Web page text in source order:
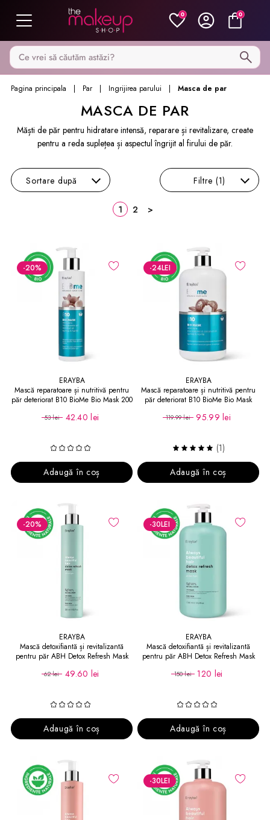
0 0
Caută pe MakeupShop
Pagina principala Par Ingrijirea parului Masca de par
MASCA DE PAR
Măști de păr pentru hidratare intensă, reparare și revitalizare, create
pentru a reda suplețea și aspectul îngrijit al firului de păr.
Sortare după Filtre (1)
1 2 >
-20%
ERAYBA
Mască reparatoare și nutritivă pentru
păr deteriorat B10 BioMe Bio Mask 200
53 lei 42.40 lei
Adaugă în coș
-24LEI
ERAYBA
Mască reparatoare și nutritivă pentru
păr deteriorat B10 BioMe Bio Mask
119.99 lei 95.99 lei
(1)
Adaugă în coș
-20%
ERAYBA
Mască detoxifiantă și revitalizantă
pentru păr ABH Detox Refresh Mask
62 lei 49.60 lei
Adaugă în coș
-30LEI
ERAYBA
Mască detoxifiantă și revitalizantă
pentru păr ABH Detox Refresh Mask
150 lei 120 lei
Adaugă în coș
-30LEI